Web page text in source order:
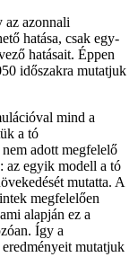
az azonnali
hatása, csak egy-
hatásait. Éppen
időszakra mutatjuk
mind a
a tó
adott megfelelő
az egyik modell a tó
mutatta. A
megfelelően
alapján ez a
Így a
mutatjuk